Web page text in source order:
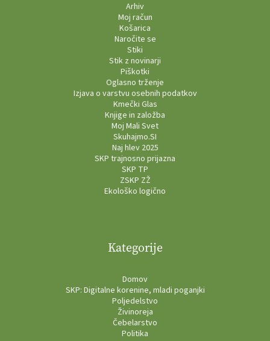
Arhiv
Moj račun
Košarica
Naročite se
Stiki
Stik z novinarji
Piškotki
Oglasno trženje
Izjava o varstvu osebnih podatkov
Kmečki Glas
Knjige in založba
Moj Mali Svet
Skuhajmo.SI
Naj hlev 2025
SKP trajnosno prijazna
SKP TP
ZSKP ZŽ
Ekološko logično
Kategorije
Domov
SKP: Digitalne korenine, mladi poganjki
Poljedelstvo
Živinoreja
Čebelarstvo
Politika